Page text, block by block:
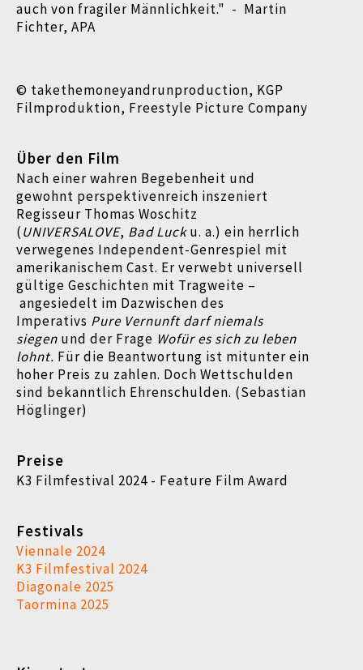
auch von fragiler Männlichkeit." - Martin
Fichter, APA
© takethemoneyandrunproduction, KGP
Filmproduktion, Freestyle Picture Company
Über den Film
Nach einer wahren Begebenheit und
gewohnt perspektivenreich inszeniert
Regisseur Thomas Woschitz
(UNIVERSALOVE, Bad Lucku. a.) ein herrlich
verwegenes Independent-Genrespiel mit
amerikanischem Cast. Er verwebt universell
gültige Geschichten mit Tragweite –
angesiedelt im Dazwischen des
Imperativs Pure Vernunft darf niemals
siegen und der Frage Wofür es sich zu leben
lohnt. Für die Beantwortung ist mitunter ein
hoher Preis zu zahlen. Doch Wettschulden
sind bekanntlich Ehrenschulden. (Sebastian
Höglinger)
Preise
K3 Filmfestival 2024 - Feature Film Award
Festivals
Viennale 2024
K3 Filmfestival 2024
Diagonale 2025
Taormina 2025